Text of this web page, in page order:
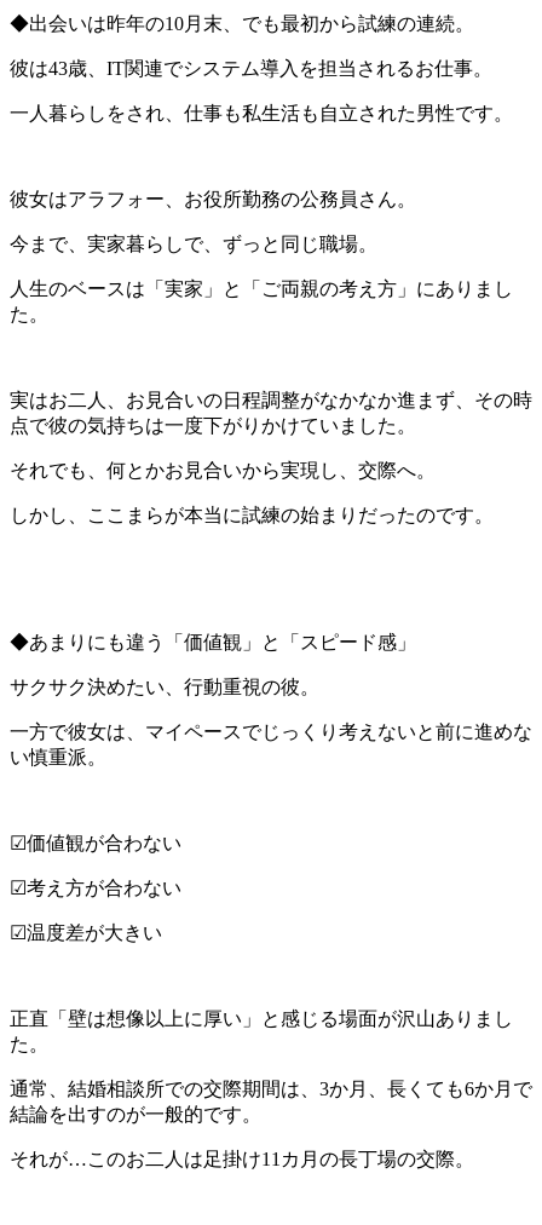
◆出会いは昨年の10月末、でも最初から試練の連続。
彼は43歳、IT関連でシステム導入を担当されるお仕事。
一人暮らしをされ、仕事も私生活も自立された男性です。
彼女はアラフォー、お役所勤務の公務員さん。
今まで、実家暮らしで、ずっと同じ職場。
人生のベースは「実家」と「ご両親の考え方」にありまし
た。
実はお二人、お見合いの日程調整がなかなか進まず、その時
点で彼の気持ちは一度下がりかけていました。
それでも、何とかお見合いから実現し、交際へ。
しかし、ここまらが本当に試練の始まりだったのです。
◆あまりにも違う「価値観」と「スピード感」
サクサク決めたい、行動重視の彼。
一方で彼女は、マイペースでじっくり考えないと前に進めな
い慎重派。
☑価値観が合わない
☑考え方が合わない
☑温度差が大きい
正直「壁は想像以上に厚い」と感じる場面が沢山ありまし
た。
通常、結婚相談所での交際期間は、3か月、長くても6か月で
結論を出すのが一般的です。
それが…このお二人は足掛け11カ月の長丁場の交際。